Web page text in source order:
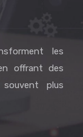
les
offrant des
plus